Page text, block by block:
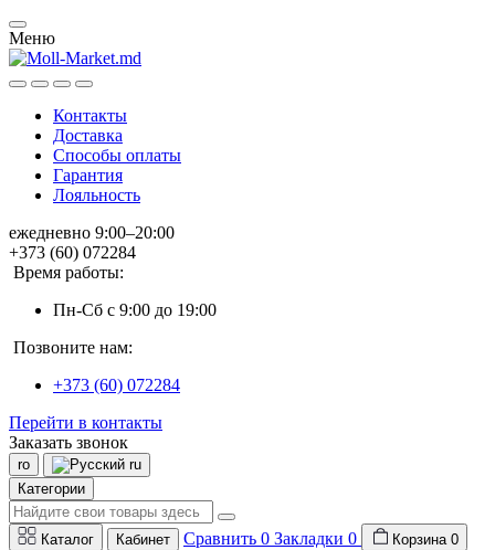
Меню
Контакты
Доставка
Способы оплаты
Гарантия
Лояльность
ежедневно 9:00–20:00
+373 (60) 072284
Время работы:
Пн-Сб с 9:00 до 19:00
Позвоните нам:
+373 (60) 072284
Перейти в контакты
Заказать звонок
ro
ru
Категории
Каталог Кабинет Сравнить 0 Закладки 0 Корзина 0